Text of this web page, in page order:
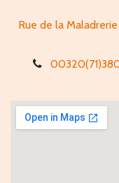
Rue de la Maladrerie